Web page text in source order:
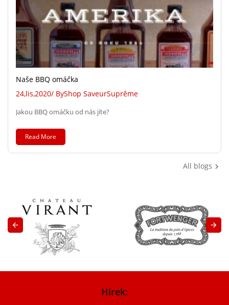
Naše BBQ omáčka
24,lis,2020/ ByShop SaveurSuprême
Jakou BBQ omáčku od nás jíte?
Read More
All blogs 
 
Hírek: